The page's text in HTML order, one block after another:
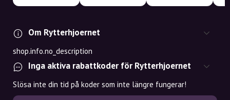
Om Rytterhjoernet
shop.info.no_description
Inga aktiva rabattkoder för Rytterhjoernet
Slösa inte din tid på koder som inte längre fungerar!